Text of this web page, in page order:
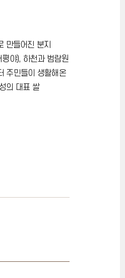
만들어진 분지
야), 하천과 범람원
주민들이 생활해온
의 대표 쌀